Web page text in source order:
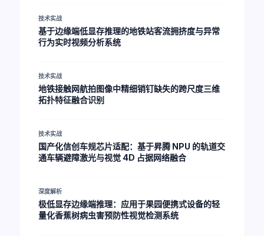
技术实战
基于边缘端低显存推理的地铁站客流拥挤度与异常
行为实时视频分析系统
技术实战
地铁接触网航拍图像中精细销钉缺失的跨尺度三维
拓扑特征融合识别
技术实战
国产化信创车规芯片适配：基于昇腾 NPU 的轨道交
通车辆避障激光与视觉 4D 占据网络融合
深度解析
极低显存边缘端推理：应用于果园便携式设备的轻
量化香蕉树病虫害预防性视觉检测系统